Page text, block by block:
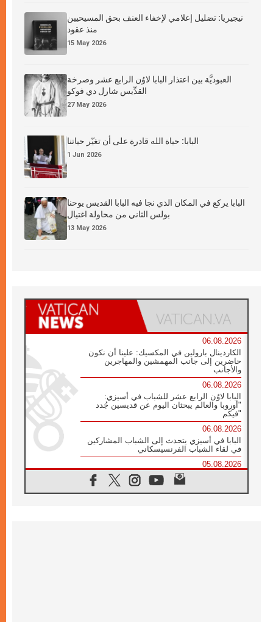
نيجيريا: تضليل إعلامي لإخفاء العنف بحق المسيحيين
منذ عقود
15 May 2026
العبوديَّة بين اعتذار البابا لاوُن الرابع عشر وصرخة
القدِّيس شارل دي فوكو
27 May 2026
البابا: حياة الله قادرة على أن تغيّر حياتنا
1 Jun 2026
البابا يركع في المكان الذي نجا فيه البابا القديس يوحنا
بولس الثاني من محاولة اغتيال
13 May 2026
06.08.2026
الكاردينال بارولين في المكسيك: علينا أن نكون
حاضرين إلى جانب المهمشين والمهاجرين
والأجانب
06.08.2026
البابا لاوُن الرابع عشر للشباب في أسيزي:
"أوروبا والعالم يبحثان اليوم عن قديسين جُدد
فيكم"
06.08.2026
البابا في أسيزي يتحدث إلى الشباب المشاركين
في لقاء الشباب الفرنسيسكاني
05.08.2026
في مقابلته العامة مع المؤمنين البابا لاوُن الرابع
عشر يواصل الحديث عن الدستور في الليتورجيا
المقدسة مسلطا الضوء على صلاة الكنيسة